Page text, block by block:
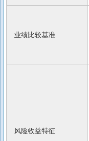
业绩比较基准
风险收益特征